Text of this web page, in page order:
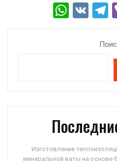
W V
Изготовление
минеральной ваты на основе